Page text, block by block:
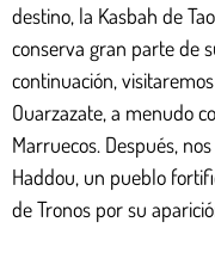
destino, la Kasbah de
conserva gran parte de
continuación,
Ouarzazate, a menudo
Marruecos. Después,
Haddou, un pueblo
de Tronos por su